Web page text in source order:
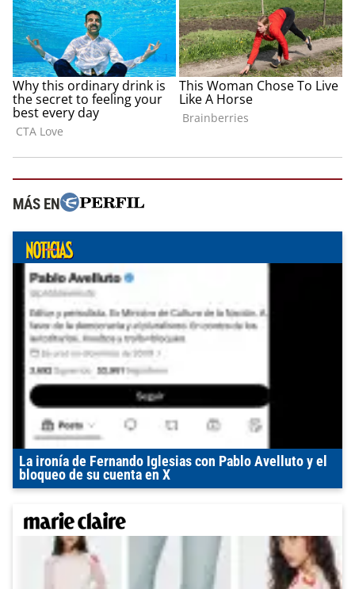
MÁS EN
La ironía de Fernando Iglesias con Pablo Avelluto y el
bloqueo de su cuenta en X